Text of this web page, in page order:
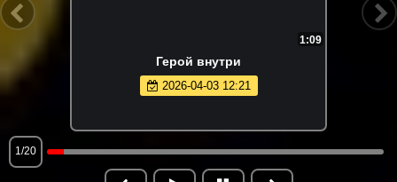
1:09
Герой внутри
2026-04-03 12:21
1/20